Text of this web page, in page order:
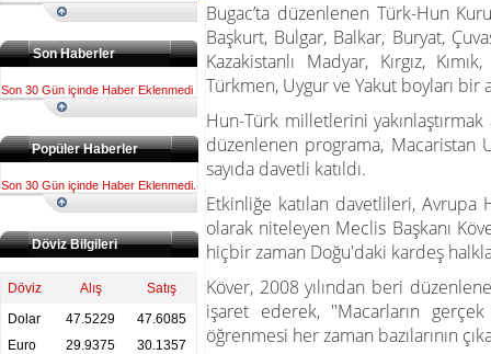
Bugac’ta düzenlenen Türk-Hun
Başkurt, Bulgar, Balkar, Buryat,
Kazakistanlı Madyar, Kırgız,
Türkmen, Uygur ve Yakut boyları bir
Hun-Türk milletlerini
düzenlenen programa, Macaristan
sayıda davetli katıldı.
Etkinliğe katılan davetlileri, Avrupa
olarak niteleyen Meclis Başkanı
hiçbir zaman Doğu'daki kardeş
Köver, 2008 yılından beri
işaret ederek, ''Macarların
öğrenmesi her zaman bazılarının
Son Haberler
Son 30 Gün içinde Haber Eklenmedi
Popüler Haberler
Son 30 Gün içinde Haber Eklenmedi.
Döviz Bilgileri
Döviz Alış
Satış
Dolar
47.5229
47.6085
Euro
29.9375 30.1357